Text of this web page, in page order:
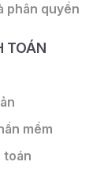
phân quyền
TOÁN
mềm
toán